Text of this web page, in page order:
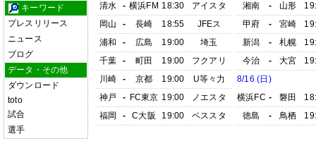
キーワード
プレスリリース
ニュース
ブログ
データ・その他
ダウンロード
toto
試合
選手
清水
- 横浜FM 18:30
アイスタ
岡山
- 長崎 18:55
JFEス
浦和
- 広島 19:00
埼玉
千葉
- 町田 19:00
フクアリ
川崎
- 京都 19:00
U等々力
神戸
- FC東京 19:00
ノエスタ
福岡
- C大阪 19:00 ベススタ
湘南
- 山形
甲府
- 宮崎
新潟
- 札幌
今治
- 大宮
8/16 (日)
横浜FC - 磐田
徳島
- 鳥栖